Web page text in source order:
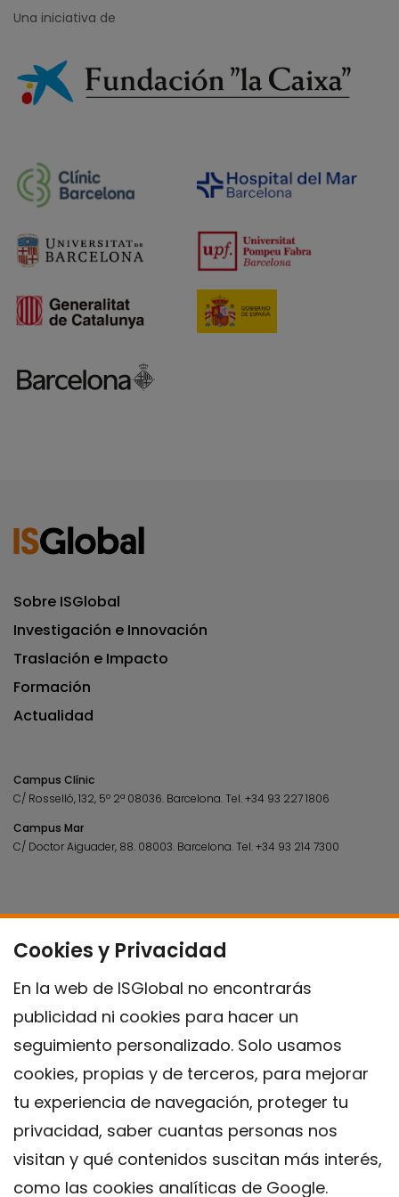
Cookies y Privacidad
En la web de ISGlobal no encontrarás
publicidad ni cookies para hacer un
seguimiento personalizado. Solo usamos
cookies, propias y de terceros, para mejorar
tu experiencia de navegación, proteger tu
privacidad, saber cuantas personas nos
visitan y qué contenidos suscitan más interés,
como las cookies analíticas de Google.
Una iniciativa de
Sobre ISGlobal
Investigación e Innovación
Traslación e Impacto
Formación
Actualidad
Campus Clínic
C/ Rosselló, 132, 5º 2ª 08036. Barcelona.Tel.+34 93 227 1806
Campus Mar
C/ Doctor Aiguader, 88. 08003. Barcelona.Tel.+34 93 214 7300